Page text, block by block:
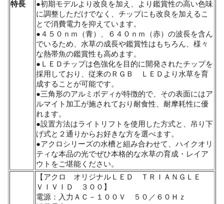
特長
●初期モデルより改良を加え、より鑑賞性の高い色味
に調整しただけでなく、チップにも改良を加えるこ
とで消費電力を抑えています。
●４５０ｎｍ（青）、６４０ｎｍ（赤）の波長を含ん
でいるため、水草の成長や鑑賞性はもちろん、様々
な熱帯魚の鑑賞性も高めます。
●ＬＥＤチップは色強化を目的に開発されたチップを
採用しており、従来のＲＧＢ ＬＥＤより水草を育
成することが可能です。
●三角形のアルミボディが特徴的で、その表面にはア
ルマイト加工が施されており耐食性、耐摩耗性に優
れます。
●設置方法はライトリフトを使用した方式と、吊り下
げ式と２通りからお好きな方を選べます。
●アクロシリーズの水槽と組み合わせて、ハイクオリ
ティな本品の光でぜひ本格的な水草の育成・レイア
ウトをご堪能ください。
【アクロ オリジナルＬＥＤ ＴＲＩＡＮＧＬＥ
ＶＩＶＩＤ ３００】
電源：入力ＡＣ－１００Ｖ ５０／６０Ｈｚ